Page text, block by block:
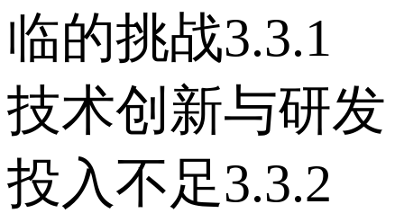
临的挑战 3.3.1
技术创新与研发
投入不足 3.3.2